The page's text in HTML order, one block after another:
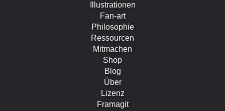
Illustrationen
Fan-art
Philosophie
Ressourcen
Mitmachen
Shop
Blog
Über
Lizenz
Framagit